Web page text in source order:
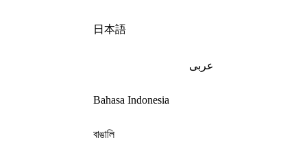
日本語
عربى
Bahasa Indonesia
বাঙালি